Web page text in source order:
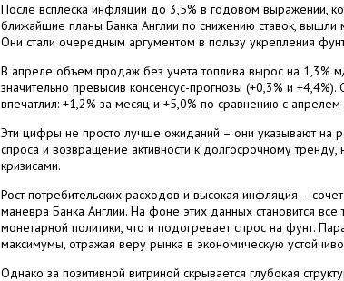
После всплеска инфляции до 3,5% в годовом выражении,
ближайшие планы Банка Англии по снижению ставок,
Они стали очередным аргументом в пользу укрепления
В апреле объем продаж без учета топлива вырос на 1,3%
значительно превысив консенсус-прогнозы (+0,3% и
впечатлил: +1,2% за месяц и +5,0% по сравнению с
Эти цифры не просто лучше ожиданий – они указывают на
спроса и возвращение активности к долгосрочному
кризисами.
Рост потребительских расходов и высокая инфляция –
маневра Банка Англии. На фоне этих данных становится
монетарной политики, что и подогревает спрос на фунт.
максимумы, отражая веру рынка в экономическую
Однако за позитивной витриной скрывается глубокая